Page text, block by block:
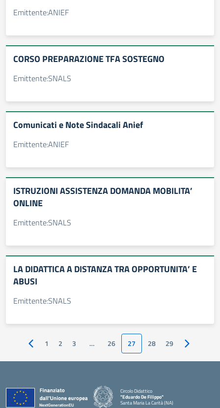
Emittente:ANIEF
CORSO PREPARAZIONE TFA SOSTEGNO
Emittente:SNALS
Comunicati e Note Sindacali Anief
Emittente:ANIEF
ISTRUZIONI ASSISTENZA DOMANDA MOBILITA’
ONLINE
Emittente:SNALS
LA DIDATTICA A DISTANZA TRA OPPORTUNITA’ E
ABUSI
Emittente:SNALS
Pagina precedente
1 2 3 … 26 27 28 29 Pagina
Circolo Didattico
"Eduardo De Filippo"
Santa Maria La Carità (NA)